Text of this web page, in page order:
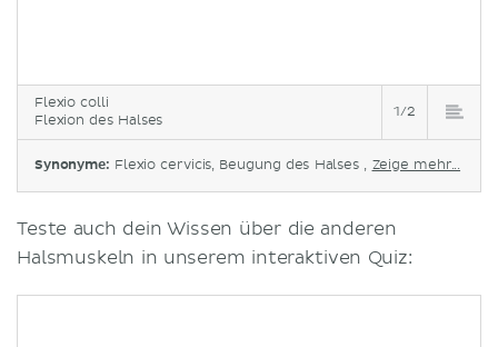
Flexio colli
Flexion des Halses
1/2
Synonyme: Flexio cervicis, Beugung des Halses , Zeige mehr...
Teste auch dein Wissen über die anderen
Halsmuskeln in unserem interaktiven Quiz: